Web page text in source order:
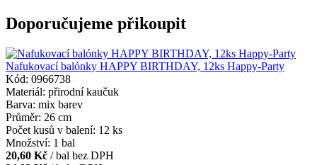
Doporučujeme přikoupit
Nafukovací balónky HAPPY BIRTHDAY, 12ks Happy-Party
Kód: 0966738
Materiál: přirodní kaučuk
Barva: mix barev
Průměr: 26 cm
Počet kusů v balení: 12 ks
Množství: 1 bal
20,60 Kč / bal bez DPH